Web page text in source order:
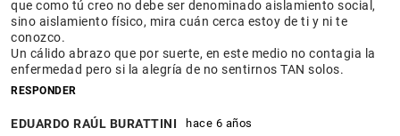
que como tú creo no debe ser denominado aislamiento social,
sino aislamiento físico, mira cuán cerca estoy de ti y ni te
conozco.
Un cálido abrazo que por suerte, en este medio no contagia la
enfermedad pero si la alegría de no sentirnos TAN solos.
RESPONDER
EDUARDO RAÚL BURATTINI hace 6 años